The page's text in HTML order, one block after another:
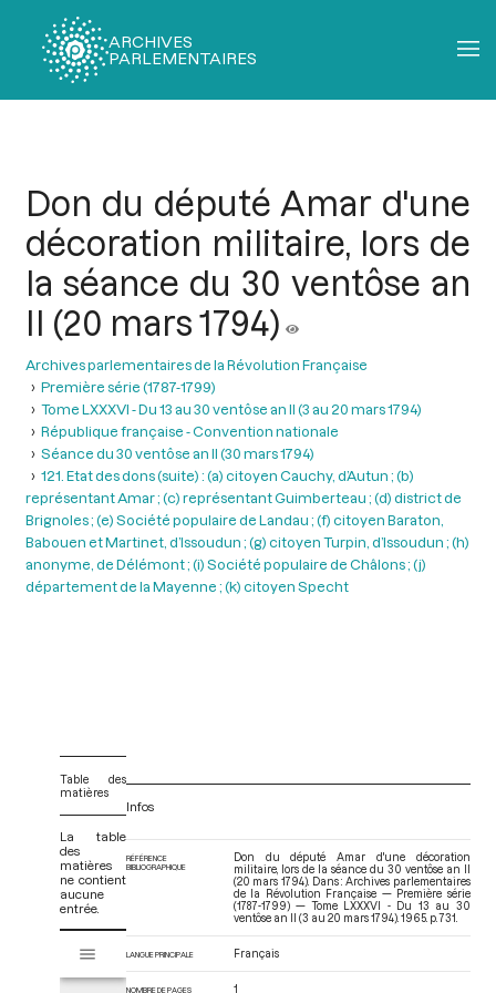
ARCHIVES
PARLEMENTAIRES
Don du député Amar d'une
décoration militaire, lors de
la séance du 30 ventôse an
II (20 mars 1794)
Archives parlementaires de la Révolution Française
Première série (1787-1799)
Tome LXXXVI - Du 13 au 30 ventôse an II (3 au 20 mars 1794)
République française - Convention nationale
Séance du 30 ventôse an II (30 mars 1794)
121. Etat des dons (suite) : (a) citoyen Cauchy, d’Autun ; (b)
représentant Amar ; (c) représentant Guimberteau ; (d) district de
Brignoles ; (e) Société populaire de Landau ; (f) citoyen Baraton,
Babouen et Martinet, d’Issoudun ; (g) citoyen Turpin, d’Issoudun ; (h)
anonyme, de Délémont ; (i) Société populaire de Châlons ; (j)
département de la Mayenne ; (k) citoyen Specht
Table des
matières
La table
des
matières
ne contient
aucune
entrée.
s
Tome LXXXVI - Du 13 au 30 ventôse an II (3 au 20 mars 1794)
Infos
RÉFÉRENCE
BIBLIOGRAPHIQUE
Don du député Amar d'une décoration
militaire, lors de la séance du 30 ventôse an II
(20 mars 1794). Dans : Archives parlementaires
de la Révolution Française — Première série
(1787-1799) — Tome LXXXVI - Du 13 au 30
ventôse an II (3 au 20 mars 1794). 1965. p. 731.
LANGUE PRINCIPALE Français
NOMBRE DE PAGES 1